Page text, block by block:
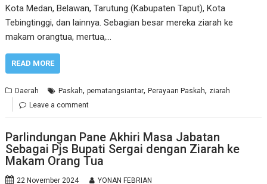
Kota Medan, Belawan, Tarutung (Kabupaten Taput), Kota
Tebingtinggi, dan lainnya. Sebagian besar mereka ziarah ke
makam orangtua, mertua,…
READ MORE
Daerah Paskah,pematangsiantar,Perayaan Paskah, ziarah
Leave a comment
Parlindungan Pane Akhiri Masa Jabatan
Sebagai Pjs Bupati Sergai dengan Ziarah ke
Makam Orang Tua
22 November 2024 YONAN FEBRIAN